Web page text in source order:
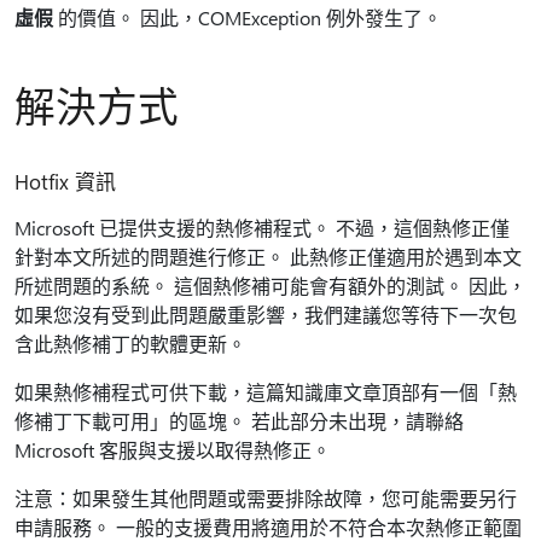
虛假 的價值。 因此，COMException 例外發生了。
解決方式
Hotfix 資訊
Microsoft 已提供支援的熱修補程式。 不過，這個熱修正僅
針對本文所述的問題進行修正。 此熱修正僅適用於遇到本文
所述問題的系統。 這個熱修補可能會有額外的測試。 因此，
如果您沒有受到此問題嚴重影響，我們建議您等待下一次包
含此熱修補丁的軟體更新。
如果熱修補程式可供下載，這篇知識庫文章頂部有一個「熱
修補丁下載可用」的區塊。 若此部分未出現，請聯絡
Microsoft 客服與支援以取得熱修正。
注意：如果發生其他問題或需要排除故障，您可能需要另行
申請服務。 一般的支援費用將適用於不符合本次熱修正範圍